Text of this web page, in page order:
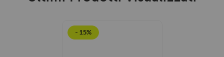
- 15%